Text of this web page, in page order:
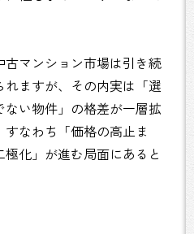
古マンション市場は引き続
ますが、その内実は「選
い物件」の格差が一層拡
なわち「価格の高止ま
化」が進む局面にあると